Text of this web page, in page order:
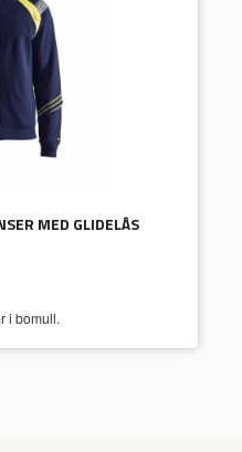
MED GLIDELÅS
i bomull.